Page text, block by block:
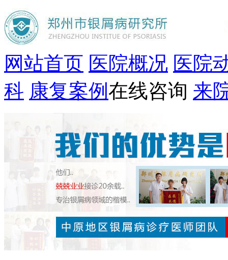
网站首页 医院概况 医院
科 康复案例 在线咨询 来